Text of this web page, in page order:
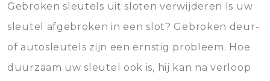
Gebroken sleutels uit sloten verwijderen Is uw
sleutel afgebroken in een slot? Gebroken deur-
of autosleutels zijn een ernstig probleem. Hoe
duurzaam uw sleutel ook is, hij kan na verloop